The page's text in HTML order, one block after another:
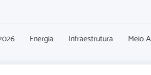
Energia Infraestrutura Meio